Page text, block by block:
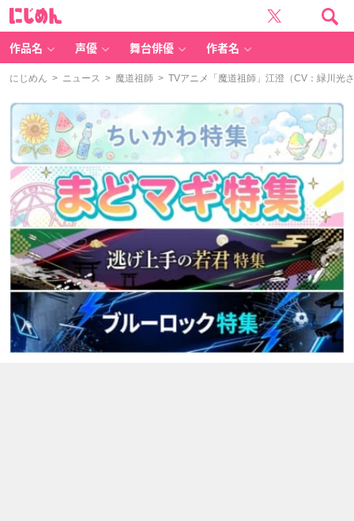
作品名 声優 舞台俳優 作者名
にじめん > ニュース > 魔道祖師 > TVアニメ「魔道祖師」江澄（CV：緑川光